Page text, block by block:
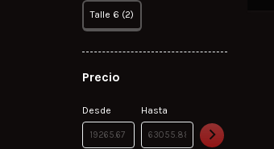
Talle 6 (2)
Precio
Desde Hasta